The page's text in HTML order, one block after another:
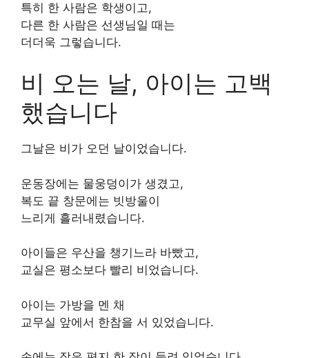
특히 한 사람은 학생이고,
다른 한 사람은 선생님일 때는
더더욱 그렇습니다.
비 오는 날, 아이는 고백
했습니다
그날은 비가 오던 날이었습니다.
운동장에는 물웅덩이가 생겼고,
복도 끝 창문에는 빗방울이
느리게 흘러내렸습니다.
아이들은 우산을 챙기느라 바빴고,
교실은 평소보다 빨리 비었습니다.
아이는 가방을 멘 채
교무실 앞에서 한참을 서 있었습니다.